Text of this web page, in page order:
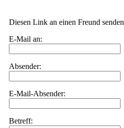
Diesen Link an einen Freund senden
E-Mail an:
Absender:
E-Mail-Absender:
Betreff: